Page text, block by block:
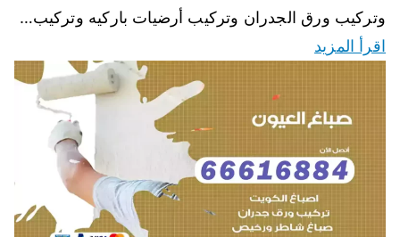
وتركيب ورق الجدران وتركيب أرضيات باركيه وتركيب…
اقرأ المزيد